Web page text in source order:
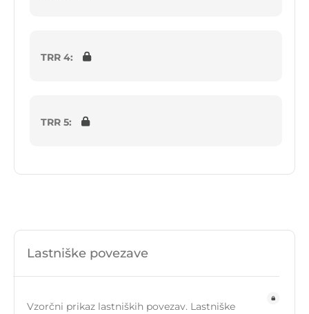
TRR 4:
TRR 5:
Lastniške povezave
Vzorčni prikaz lastniških povezav. Lastniške